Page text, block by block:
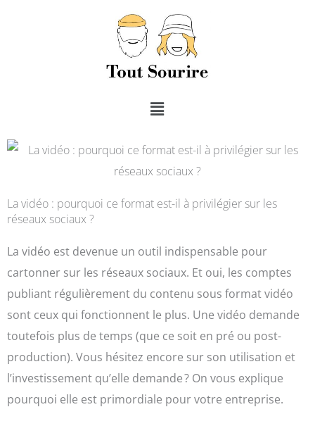
Menu
La vidéo : pourquoi ce format est-il à privilégier sur les
réseaux sociaux ?
La vidéo est devenue un outil indispensable pour
cartonner sur les réseaux sociaux. Et oui, les comptes
publiant régulièrement du contenu sous format vidéo
sont ceux qui fonctionnent le plus. Une vidéo demande
toutefois plus de temps (que ce soit en pré ou post-
production). Vous hésitez encore sur son utilisation et
l’investissement qu’elle demande ? On vous explique
pourquoi elle est primordiale pour votre entreprise.